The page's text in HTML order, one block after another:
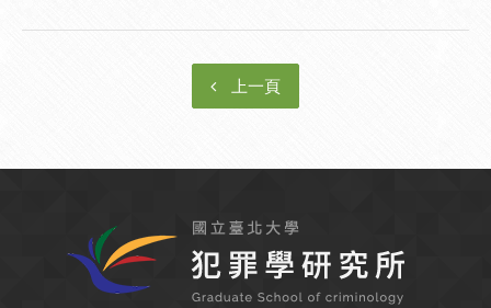
上一頁